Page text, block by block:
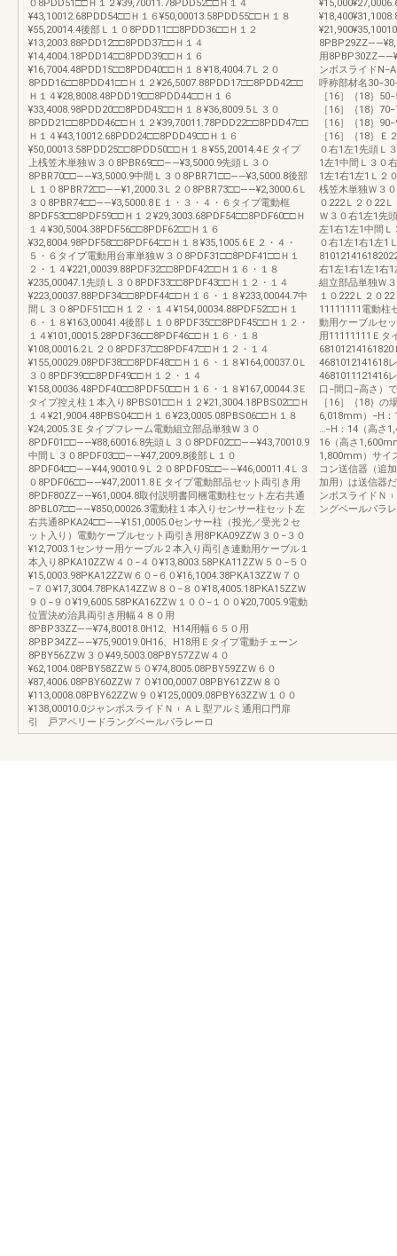
０8PDD51□□Ｈ１２¥39,70011.78PDD52□□Ｈ１４
¥43,10012.68PDD54□□Ｈ１６¥50,00013.58PDD55□□Ｈ１８
¥55,20014.4後部Ｌ１０8PDD11□□8PDD36□□Ｈ１２
¥13,2003.88PDD12□□8PDD37□□Ｈ１４
¥14,4004.18PDD14□□8PDD39□□Ｈ１６
¥16,7004.48PDD15□□8PDD40□□Ｈ１８¥18,4004.7Ｌ２０
8PDD16□□8PDD41□□Ｈ１２¥26,5007.88PDD17□□8PDD42□□
Ｈ１４¥28,8008.48PDD19□□8PDD44□□Ｈ１６
¥33,4008.98PDD20□□8PDD45□□Ｈ１８¥36,8009.5Ｌ３０
8PDD21□□8PDD46□□Ｈ１２¥39,70011.78PDD22□□8PDD47□□
Ｈ１４¥43,10012.68PDD24□□8PDD49□□Ｈ１６
¥50,00013.58PDD25□□8PDD50□□Ｈ１８¥55,20014.4Ｅタイプ
上桟笠木単独Ｗ３０8PBR69□□――¥3,5000.9先頭Ｌ３０
8PBR70□□――¥3,5000.9中間Ｌ３０8PBR71□□――¥3,5000.8後部
Ｌ１０8PBR72□□――¥1,2000.3Ｌ２０8PBR73□□――¥2,3000.6Ｌ
３０8PBR74□□――¥3,5000.8Ｅ１・３・４・６タイプ電動框
8PDF53□□8PDF59□□Ｈ１２¥29,3003.68PDF54□□8PDF60□□Ｈ
１４¥30,5004.38PDF56□□8PDF62□□Ｈ１６
¥32,8004.98PDF58□□8PDF64□□Ｈ１８¥35,1005.6Ｅ２・４・
５・６タイプ電動用台車単独Ｗ３０8PDF31□□8PDF41□□Ｈ１
２・１４¥221,00039.88PDF32□□8PDF42□□Ｈ１６・１８
¥235,00047.1先頭Ｌ３０8PDF33□□8PDF43□□Ｈ１２・１４
¥223,00037.88PDF34□□8PDF44□□Ｈ１６・１８¥233,00044.7中
間Ｌ３０8PDF51□□Ｈ１２・１４¥154,00034.88PDF52□□Ｈ１
６・１８¥163,00041.4後部Ｌ１０8PDF35□□8PDF45□□Ｈ１２・
１４¥101,00015.28PDF36□□8PDF46□□Ｈ１６・１８
¥108,00016.2Ｌ２０8PDF37□□8PDF47□□Ｈ１２・１４
¥155,00029.08PDF38□□8PDF48□□Ｈ１６・１８¥164,00037.0Ｌ
３０8PDF39□□8PDF49□□Ｈ１２・１４
¥158,00036.48PDF40□□8PDF50□□Ｈ１６・１８¥167,00044.3Ｅ
タイプ控え柱１本入り8PBS01□□Ｈ１２¥21,3004.18PBS02□□Ｈ
１４¥21,9004.48PBS04□□Ｈ１６¥23,0005.08PBS06□□Ｈ１８
¥24,2005.3Ｅタイプフレーム電動組立部品単独Ｗ３０
8PDF01□□――¥88,60016.8先頭Ｌ３０8PDF02□□――¥43,70010.9
中間Ｌ３０8PDF03□□――¥47,2009.8後部Ｌ１０
8PDF04□□――¥44,90010.9Ｌ２０8PDF05□□――¥46,00011.4Ｌ３
０8PDF06□□――¥47,20011.8Ｅタイプ電動部品セット両引き用
8PDF80ZZ――¥61,0004.8取付説明書同梱電動柱セット左右共通
8PBL07□□――¥850,00026.3電動柱１本入りセンサー柱セット左
右共通8PKA24□□――¥151,0005.0センサー柱（投光／受光２セ
ット入り）電動ケーブルセット両引き用8PKA09ZZＷ３０−３０
¥12,7003.1センサー用ケーブル２本入り両引き連動用ケーブル１
本入り8PKA10ZZＷ４０−４０¥13,8003.58PKA11ZZＷ５０−５０
¥15,0003.98PKA12ZZＷ６０−６０¥16,1004.38PKA13ZZＷ７０
−７０¥17,3004.78PKA14ZZＷ８０−８０¥18,4005.18PKA15ZZＷ
９０−９０¥19,6005.58PKA16ZZＷ１００−１００¥20,7005.9電動
位置決め治具両引き用幅４８０用
8PBP33ZZ――¥74,80018.0H12、H14用幅６５０用
8PBP34ZZ――¥75,90019.0H16、H18用Ｅタイプ電動チェーン
8PBY56ZZＷ３０¥49,5003.08PBY57ZZＷ４０
¥62,1004.08PBY58ZZＷ５０¥74,8005.08PBY59ZZＷ６０
¥87,4006.08PBY60ZZＷ７０¥100,0007.08PBY61ZZＷ８０
¥113,0008.08PBY62ZZＷ９０¥125,0009.08PBY63ZZＷ１００
¥138,00010.0ジャンボスライドＮ︲ＡＬ型アルミ通用口門扉
引 戸アペリードラングベールパラレーロ
用
ンボスライド
呼称部材名
［16］｛18｝
［16］｛18｝
［16］｛18｝
［16］｛18｝Ｅ
０右1左1先頭Ｌ
1左1中間Ｌ３０
1左1右1左1Ｌ２
桟笠木単独Ｗ３
０222Ｌ２０22
Ｗ３０右1左1先
左1右1左1中間Ｌ
０右1左1右1左1
右1左1右1左1右
組立部品単独Ｗ
１０222Ｌ２０
11111111電動柱
動用ケーブルセ
用11111111Ｅタ
4681012141618
4681011121416
口−間口−高さ）
［16］｛18｝の
6,018mm）−H
…−H：14（高さ
16（高さ
1,800mm）サイ
コン送信器（追
加用）は送信器
ンボスライドＮ
ングベールパラ